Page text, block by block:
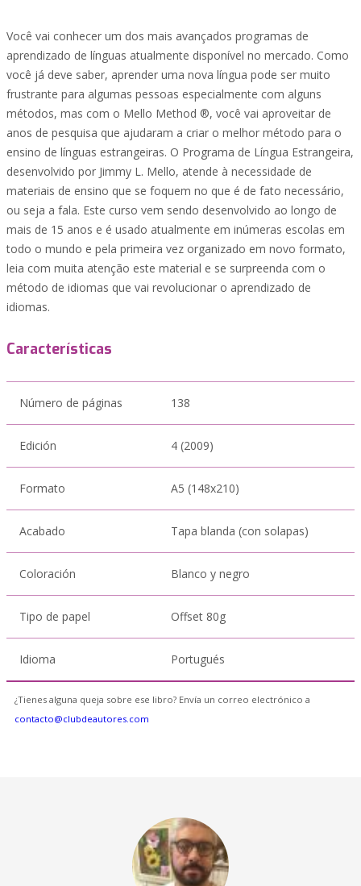
Você vai conhecer um dos mais avançados programas de
aprendizado de línguas atualmente disponível no mercado. Como
você já deve saber, aprender uma nova língua pode ser muito
frustrante para algumas pessoas especialmente com alguns
métodos, mas com o Mello Method ®, você vai aproveitar de
anos de pesquisa que ajudaram a criar o melhor método para o
ensino de línguas estrangeiras. O Programa de Língua Estrangeira,
desenvolvido por Jimmy L. Mello, atende à necessidade de
materiais de ensino que se foquem no que é de fato necessário,
ou seja a fala. Este curso vem sendo desenvolvido ao longo de
mais de 15 anos e é usado atualmente em inúmeras escolas em
todo o mundo e pela primeira vez organizado em novo formato,
leia com muita atenção este material e se surpreenda com o
método de idiomas que vai revolucionar o aprendizado de
idiomas.
Características
Número de páginas 138
Edición 4 (2009)
Formato A5 (148x210)
Acabado Tapa blanda (con solapas)
Coloración Blanco y negro
Tipo de papel Offset 80g
Idioma Portugués
¿Tienes alguna queja sobre ese libro? Envía un correo electrónico a
contacto@clubdeautores.com